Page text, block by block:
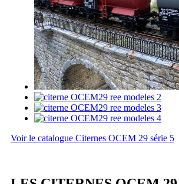
Voir le catalogue Citernes OCEM 29 série 5